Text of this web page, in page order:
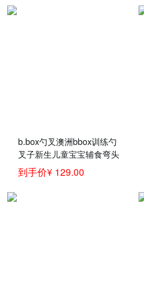
b.box勺叉澳洲bbox训练勺
叉子新生儿童宝宝辅食弯头
汤饭叉勺餐具套装 红色吸
管碗+勺叉套装 官方认证
到手价¥ 129.00